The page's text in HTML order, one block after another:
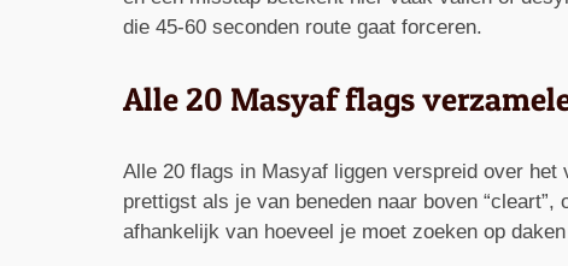
die 45-60 seconden route gaat forceren.
Alle 20 Masyaf flags
Alle 20 flags in Masyaf liggen verspreid over
prettigst als je van beneden naar boven
afhankelijk van hoeveel je moet zoeken op